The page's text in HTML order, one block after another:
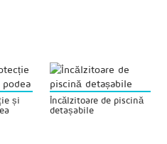
și
Încălzitoare de piscină
detașabile